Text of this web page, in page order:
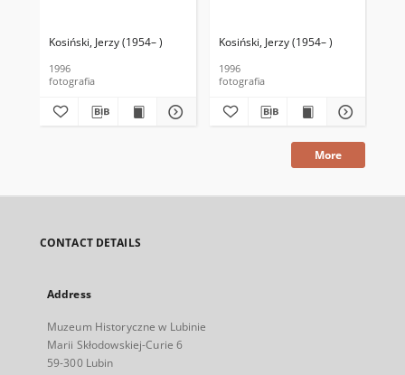
Kosiński, Jerzy (1954– )
1996
fotografia
Kosiński, Jerzy (1954– )
1996
fotografia
More
CONTACT DETAILS
Address
Muzeum Historyczne w Lubinie
Marii Skłodowskiej-Curie 6
59-300 Lubin